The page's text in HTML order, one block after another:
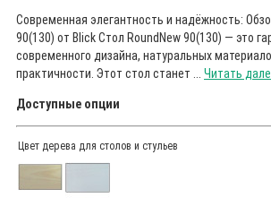
Современная элегантность и надёжность:
90(130) от Blick Стол RoundNew 90(130) — это
современного дизайна, натуральных
практичности. Этот стол станет ... Читать
Доступные опции
Цвет дерева для столов и стульев